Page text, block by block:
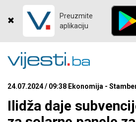
Preuzmite
aplikaciju
24.07.2024 / 09:38 Ekonomija -
Ilidža daje